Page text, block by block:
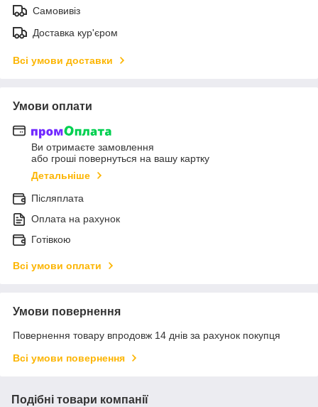
Самовивіз
Доставка кур'єром
Всі умови доставки
Умови оплати
Ви отримаєте замовлення
або гроші повернуться на вашу картку
Детальніше
Післяплата
Оплата на рахунок
Готівкою
Всі умови оплати
Умови повернення
Повернення товару впродовж 14 днів за рахунок покупця
Всі умови повернення
Подібні товари компанії